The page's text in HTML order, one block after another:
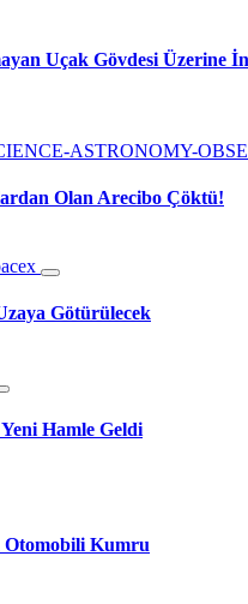
Uçak Gövdesi Üzerine
Olan Arecibo Çöktü!
Götürülecek
Hamle Geldi
Otomobili Kumru